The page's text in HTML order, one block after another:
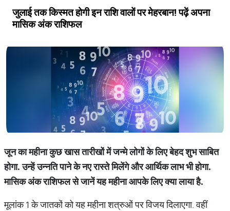
जुलाई तक किस्‍मत होगी इन राशि वालों पर मेहरबान! पढ़ें अपना
मासिक अंक राशिफल
जूनकामहीनाकुछखासतारीखोंमेंजन्मेलोगोंकेलिएबेहदशुभसाबित
होगा.उन्हेंउन्नतिपानेकेनएरास्तेमिलेंगेऔरआर्थिकलाभभीहोगा.
मासिकअंकराशिफलसेजानेंयहमहीनाआपकेलिएक्यालायाहै.
मूलांक 1 के जातकों को यह महीना शत्रुओं पर विजय दिलाएगा. वहीं